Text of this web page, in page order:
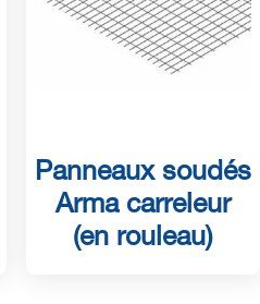
Panneaux soudés
Arma carreleur
(en rouleau)